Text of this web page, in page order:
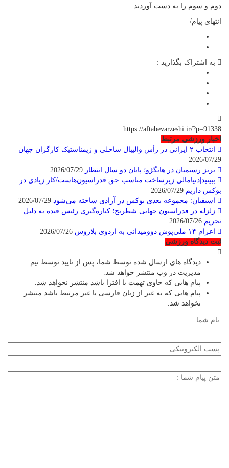
و سوم را به دست آوردند.
پیام/
به اشتراک بگذارید :
https://aftabevarzeshi.ir/
ورزشی مرتبط
انتخاب ۲ ایرانی در رأس والیبال ساحلی و ژیمناستیک کارگران جهان
2026/07/
برنز رستمیان در هانگژو؛ پایان دو سال انتظار2026/07/29
ببینید|دنیامالی:زیرساخت مناسب حق فدراسیون‌هاست/کار زیادی در
داریم
اسبقیان: مجموعه بعدی بوکس در آزادی ساخته می‌شود2026/07/29
زلزله در فدراسیون جهانی شطرنج؛ کناره‌گیری رئیس فیده به دلیل
اعزام ۱۴ ملی‌پوش دوومیدانی به اردوی بلاروس
2026/07/26
دیدگاه ورزشی
دیدگاه های ارسال شده توسط شما، پس از تایید توسط تیم
مدیریت در وب منتشر خواهد شد.
پیام هایی که حاوی تهمت یا افترا باشد منتشر نخواهد شد.
پیام هایی که به غیر از زبان فارسی یا غیر مرتبط باشد منتشر
نخواهد شد.